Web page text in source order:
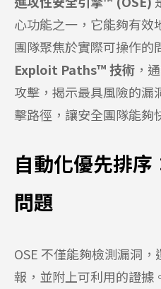
心功能之一，它能夠有效
團隊聚焦於實際可操作的
Exploit Paths™ 技術 ，
攻擊，揭示最具風險的漏
擊路徑，讓安全團隊能夠
自動化優先排
問題
OSE 不僅能夠檢測漏洞
報，並附上可利用的證據